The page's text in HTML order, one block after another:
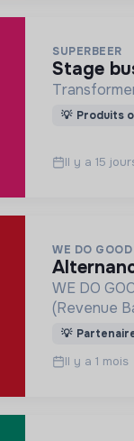
SUPERBEER
stage
💡 Produits
Il y a 15
WE DO GOOD
WE DO
💡
Il y a 1 mois